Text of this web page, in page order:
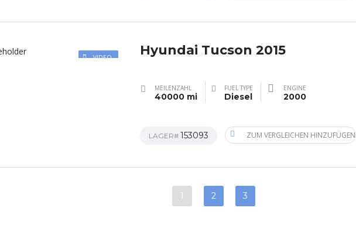
VIDEO Hyundai Tucson 2015
MEILENZAHL
40000 mi
FUEL TYPE
Diesel
ENGINE
2000
LAGER# 153093 ZUM VERGLEICHEN HINZUFÜGEN
1 2 3